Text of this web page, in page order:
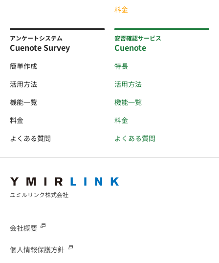
料金
アンケートシステム
Cuenote Survey
簡単作成
活用方法
機能一覧
料金
よくある質問
安否確認サービス
Cuenote
特長
活用方法
機能一覧
料金
よくある質問
ユミルリンク株式会社
会社概要
個人情報保護方針